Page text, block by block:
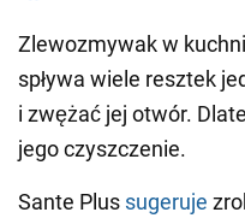
Zlewozmywak w
spływa wiele resztek
i zwężać jej otwór.
jego czyszczenie.
Sante Plus sugeruje